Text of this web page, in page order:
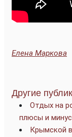
Елена Маркова
Другие
Отдых на
плюсы и
Крымской